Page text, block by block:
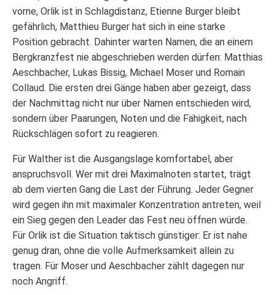
vorne, Orlik ist in Schlagdistanz, Etienne Burger bleibt
gefährlich, Matthieu Burger hat sich in eine starke
Position gebracht. Dahinter warten Namen, die an einem
Bergkranzfest nie abgeschrieben werden dürfen: Matthias
Aeschbacher, Lukas Bissig, Michael Moser und Romain
Collaud. Die ersten drei Gänge haben aber gezeigt, dass
der Nachmittag nicht nur über Namen entschieden wird,
sondern über Paarungen, Noten und die Fähigkeit, nach
Rückschlägen sofort zu reagieren.
Für Walther ist die Ausgangslage komfortabel, aber
anspruchsvoll. Wer mit drei Maximalnoten startet, trägt
ab dem vierten Gang die Last der Führung. Jeder Gegner
wird gegen ihn mit maximaler Konzentration antreten, weil
ein Sieg gegen den Leader das Fest neu öffnen würde.
Für Orlik ist die Situation taktisch günstiger: Er ist nahe
genug dran, ohne die volle Aufmerksamkeit allein zu
tragen. Für Moser und Aeschbacher zählt dagegen nur
noch Angriff.